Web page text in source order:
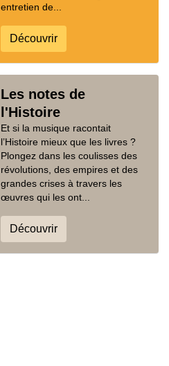
entretien de...
Découvrir
Les notes de
l'Histoire
Et si la musique racontait
l’Histoire mieux que les livres ?
Plongez dans les coulisses des
révolutions, des empires et des
grandes crises à travers les
œuvres qui les ont...
Découvrir